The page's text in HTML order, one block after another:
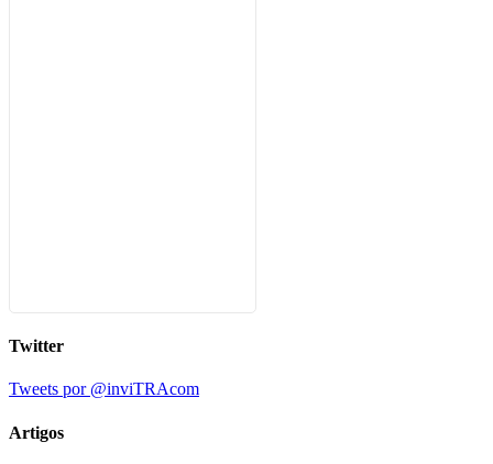
Twitter
Tweets por @inviTRAcom
Artigos